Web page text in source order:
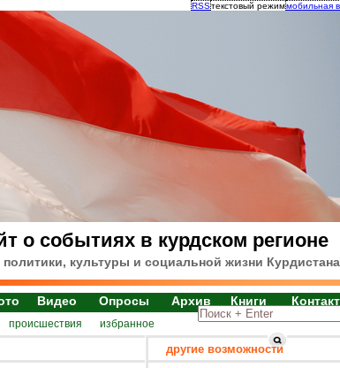
RSSтекстовый режиммобильная
о событиях в курдском регионе
культуры и социальной жизни Курдистана
Видео Опросы Архив Книги
происшествия избранное
другие возможности